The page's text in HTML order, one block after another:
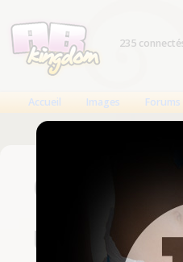
235
Accueil Images Forums
Un